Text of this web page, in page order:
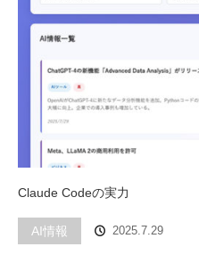
Claude Codeの実力
AI情報 2025.7.29